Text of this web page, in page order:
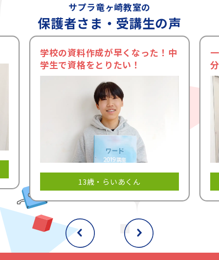
に可能性を広げられるよう一緒に取り組んで
いきたいと思っています。
サプラ竜ヶ崎教室の
保護者さま・受講生の声
学校の資料作成が早くなった！中
学生で資格をとりたい！
13歳・らいあくん